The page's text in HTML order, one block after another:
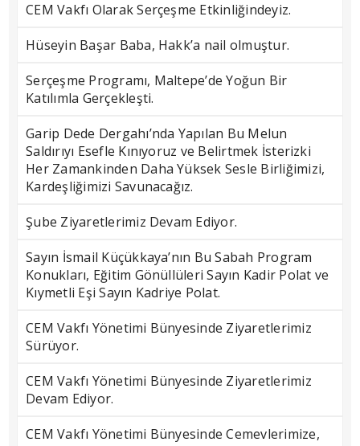
CEM Vakfı Olarak Serçeşme Etkinliğindeyiz.
Hüseyin Başar Baba, Hakk’a nail olmuştur.
Serçeşme Programı, Maltepe’de Yoğun Bir
Katılımla Gerçekleşti.
Garip Dede Dergahı’nda Yapılan Bu Melun
Saldırıyı Esefle Kınıyoruz ve Belirtmek İsterizki
Her Zamankinden Daha Yüksek Sesle Birliğimizi,
Kardeşliğimizi Savunacağız.
Şube Ziyaretlerimiz Devam Ediyor.
Sayın İsmail Küçükkaya’nın Bu Sabah Program
Konukları, Eğitim Gönüllüleri Sayın Kadir Polat ve
Kıymetli Eşi Sayın Kadriye Polat.
CEM Vakfı Yönetimi Bünyesinde Ziyaretlerimiz
Sürüyor.
CEM Vakfı Yönetimi Bünyesinde Ziyaretlerimiz
Devam Ediyor.
CEM Vakfı Yönetimi Bünyesinde Cemevlerimize,